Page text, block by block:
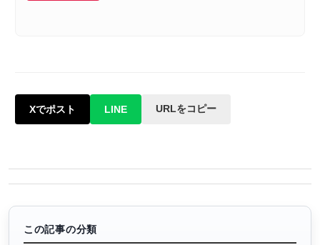
Xでポスト LINE URLをコピー
この記事の分類